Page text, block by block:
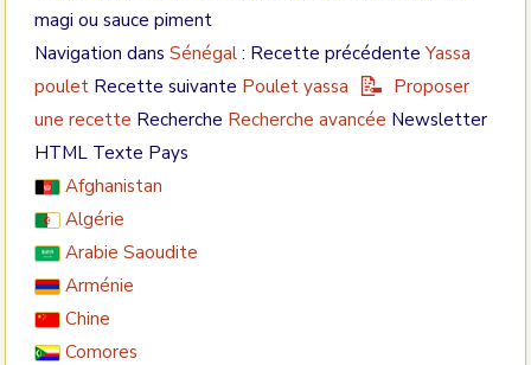
magi ou sauce piment
Navigation dans Sénégal : Recette précédente Yassa
poulet Recette suivante Poulet yassa
Proposer
une recette Recherche Recherche avancée Newsletter
HTML Texte Pays
Afghanistan
Algérie
Arabie Saoudite
Arménie
Chine
Comores